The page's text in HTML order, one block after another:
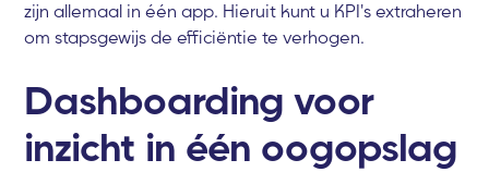
zijn allemaal in één app. Hieruit kunt u KPI's extraheren
om stapsgewijs de efficiëntie te verhogen.
Dashboarding voor
inzicht in één oogopslag